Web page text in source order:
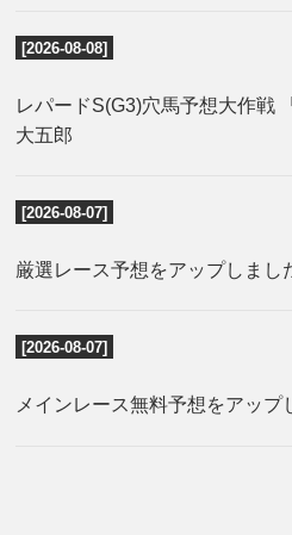
[2026-08-08]
レパードS(G3)穴馬予想大作戦
大五郎
[2026-08-07]
厳選レース予想をアップしまし
[2026-08-07]
メインレース無料予想をアップ